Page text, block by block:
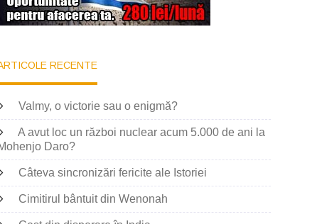
RECENTE
Valmy, o victorie sau o enigmă?
A avut loc un război nuclear acum 5.000 de ani la
Daro?
Câteva sincronizări fericite ale Istoriei
Cimitirul bântuit din Wenonah